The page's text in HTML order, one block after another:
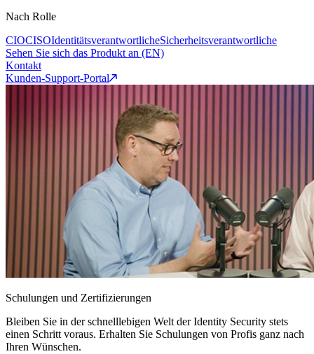
Nach Rolle
CIOCISOIdentitätsverantwortlicheSicherheitsverantwortliche
Sehen Sie sich das Produkt an (EN)
Kontakt
Kunden-Support-Portal
Schulungen und Zertifizierungen
Bleiben Sie in der schnelllebigen Welt der Identity Security stets
einen Schritt voraus. Erhalten Sie Schulungen von Profis ganz nach
Ihren Wünschen.